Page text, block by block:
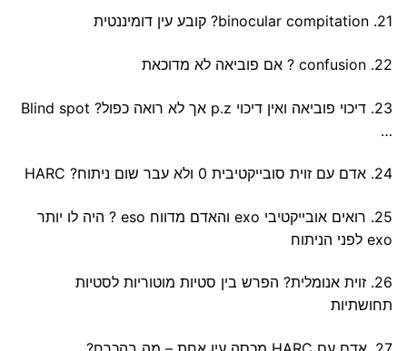
21. binocular compitation? קובע עין דומיננטית
22. confusion ? אם פוביאה לא מדוכאת
23. דיכוי פוביאה ואין דיכוי p.z אך לא רואה כפול? Blind spot
…
24. אדם עם זוית סובייקטיבית 0 ולא עבר שום ניתוח? HARC
25. רואים אובייקטיבי exo והאדם מדווח eso ? היה לו יותר
exo לפני הניתוח
26. זוית אנומלית? הפרש בין סטיות מוטוריות לסטיות
תחושתיות